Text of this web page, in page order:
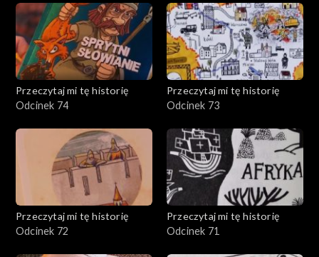
Przeczytaj mi tę historię
Odcinek 74
Przeczytaj mi tę historię
Odcinek 73
Przeczytaj mi tę historię
Odcinek 72
Przeczytaj mi tę historię
Odcinek 71